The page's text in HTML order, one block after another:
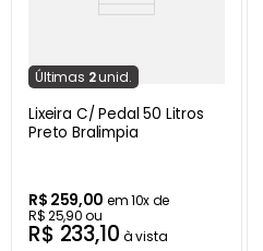
Últimas 2unid.
Lixeira C/ Pedal 50 Litros
Preto Bralimpia
R$ 259,00 em10x de
R$25,90ou
R$ 233,10 à vista